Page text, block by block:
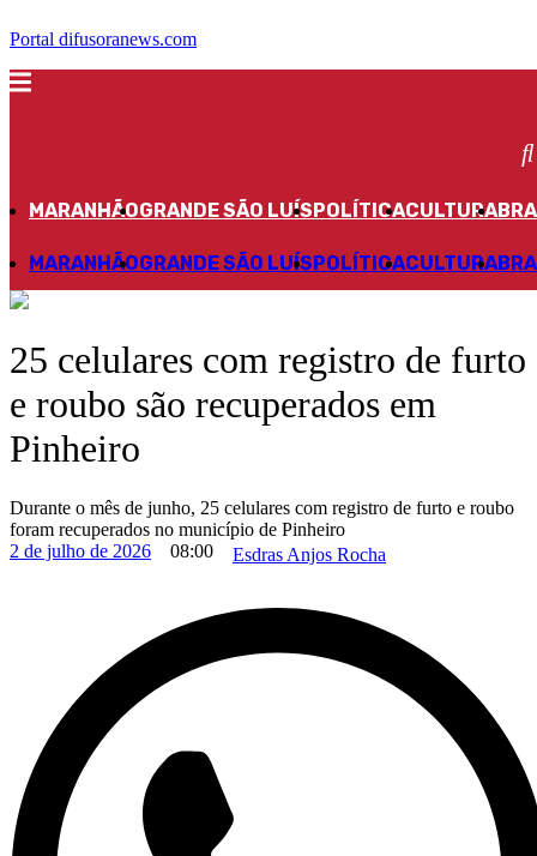
Portal difusoranews.com
MARANHÃOGRANDE SÃO LUÍSPOLÍTICACULTURA
MARANHÃOGRANDE SÃO LUÍSPOLÍTICACULTURA
25 celulares com registro de furto
e roubo são recuperados em
Pinheiro
Durante o mês de junho, 25 celulares com registro de furto e roubo
foram recuperados no município de Pinheiro
2 de julho de 2026
08:00 Esdras Anjos Rocha